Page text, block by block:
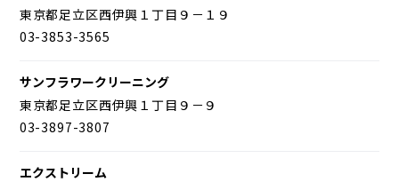
東京都足立区西伊興１丁目９－１９
03-3853-3565
サンフラワークリーニング
東京都足立区西伊興１丁目９－９
03-3897-3807
エクストリーム